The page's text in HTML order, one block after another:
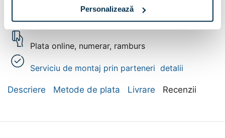
Personalizează
Retea proprie de magazine
Plata online, numerar, ramburs
Serviciu de montaj prin parteneri detalii
Descriere Metode de plata Livrare Recenzii